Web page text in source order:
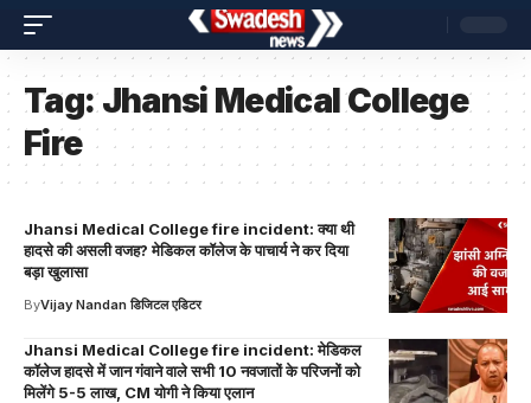
Tag:Jhansi Medical College
Fire
Jhansi Medical College fire incident: क्या थी
हादसे की असली वजह? मेडिकल कॉलेज के पाचार्य ने कर दिया
बड़ा खुलासा
ByVijay Nandan डिजिटल एडिटर
Jhansi Medical College fire incident: मेडिकल
कॉलेज हादसे में जान गंवाने वाले सभी 10 नवजातों के परिजनों को
मिलेंगे 5-5 लाख, CM योगी ने किया एलान